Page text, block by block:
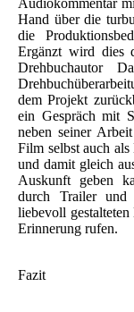
Hand über die
die
Ergänzt wird dies
Drehbuchautor
dem Projekt
ein Gespräch mit
neben seiner
Film selbst auch
und damit gleich
Auskunft geben
durch Trailer
liebevoll
Erinnerung rufen.
Fazit